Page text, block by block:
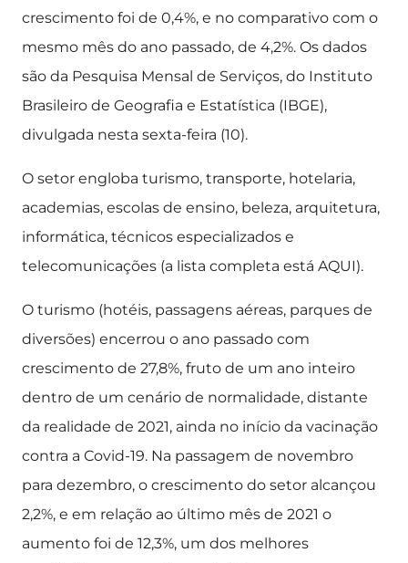
crescimento foi de 0,4%, e no comparativo com o
mesmo mês do ano passado, de 4,2%. Os dados
são da Pesquisa Mensal de Serviços, do Instituto
Brasileiro de Geografia e Estatística (IBGE),
divulgada nesta sexta-feira (10).
O setor engloba turismo, transporte, hotelaria,
academias, escolas de ensino, beleza, arquitetura,
informática, técnicos especializados e
telecomunicações (a lista completa está AQUI).
O turismo (hotéis, passagens aéreas, parques de
diversões) encerrou o ano passado com
crescimento de 27,8%, fruto de um ano inteiro
dentro de um cenário de normalidade, distante
da realidade de 2021, ainda no início da vacinação
contra a Covid-19. Na passagem de novembro
para dezembro, o crescimento do setor alcançou
2,2%, e em relação ao último mês de 2021 o
aumento foi de 12,3%, um dos melhores